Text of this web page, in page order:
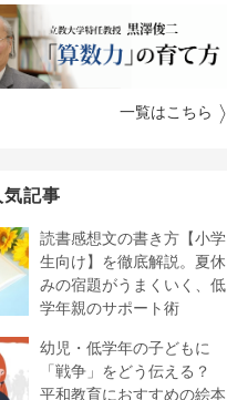
一覧はこちら
記事
読書感想文の書き方【小学
生向け】を徹底解説。夏休
みの宿題がうまくいく、低
学年親のサポート術
幼児・低学年の子どもに
「戦争」をどう伝える？
平和教育におすすめの絵本